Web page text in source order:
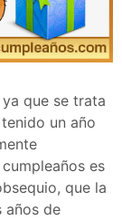
que se trata
un año
es
que la
años de